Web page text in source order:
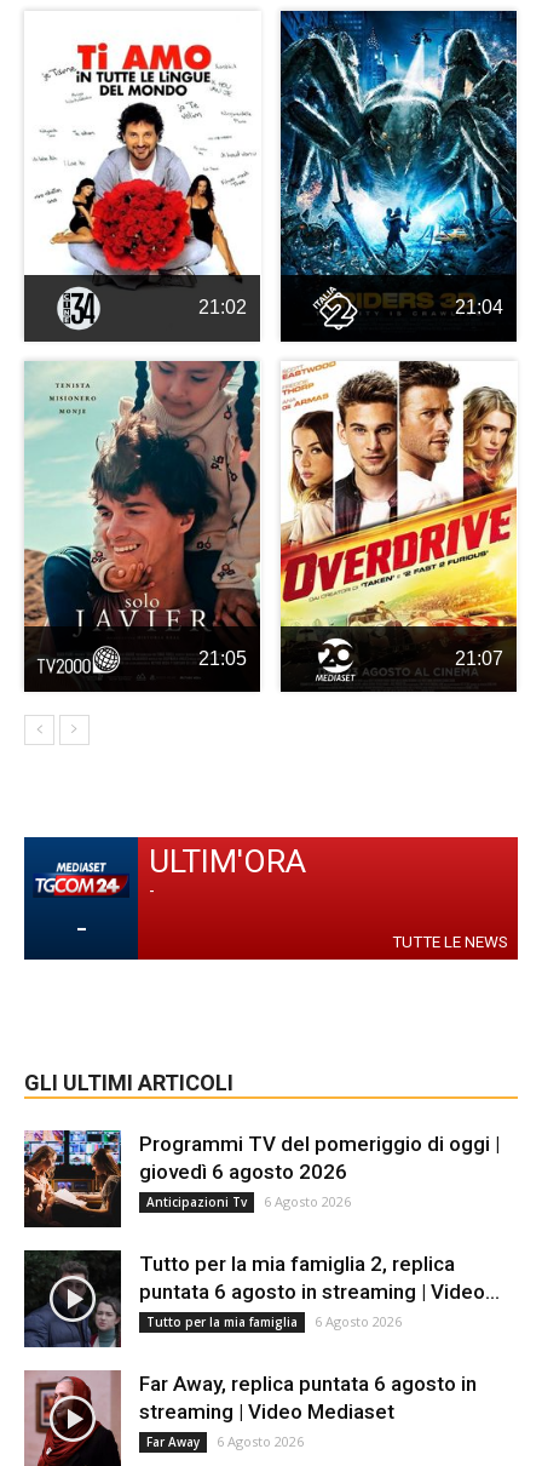
21:02 21:04
21:05 21:07
-
ULTIM'ORA
-
TUTTE LE NEWS
GLI ULTIMI ARTICOLI
Programmi TV del pomeriggio di oggi |
giovedì 6 agosto 2026
Anticipazioni Tv 6 Agosto 2026
Tutto per la mia famiglia 2, replica
puntata 6 agosto in streaming | Video...
Tutto per la mia famiglia 6 Agosto 2026
Far Away, replica puntata 6 agosto in
streaming | Video Mediaset
Far Away 6 Agosto 2026